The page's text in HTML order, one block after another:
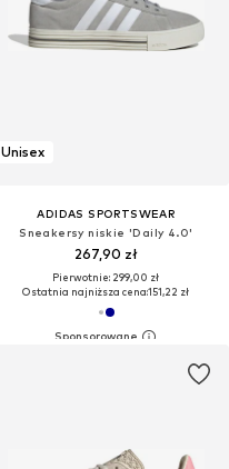
Unisex
ADIDAS SPORTSWEAR
Sneakersy niskie 'Daily 4.0'
267,90 zł
Pierwotnie: 299,00 zł
Ostatnia najniższa cena:151,22 zł